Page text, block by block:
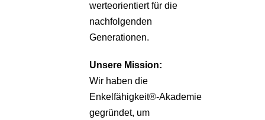
werteorientiert für die
nachfolgenden
Generationen.
Unsere Mission:
Wir haben die
Enkelfähigkeit®-Akademie
gegründet, um